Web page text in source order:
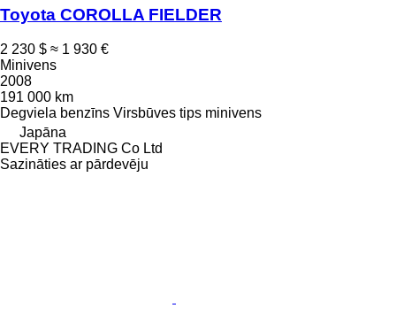
Toyota COROLLA FIELDER
2 230 $ ≈ 1 930 €
Minivens
2008
191 000 km
Degviela benzīns Virsbūves tips minivens
Japāna
EVERY TRADING Co Ltd
Sazināties ar pārdevēju